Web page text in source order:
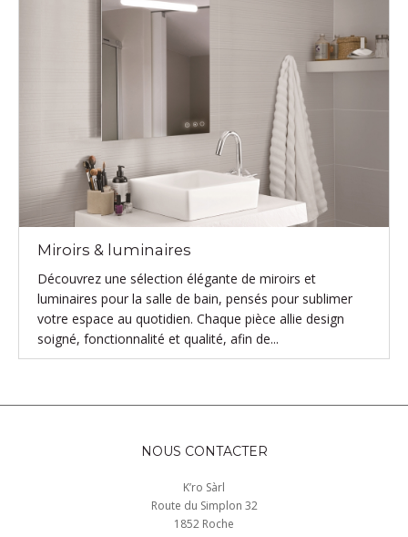
Miroirs & luminaires
Découvrez une sélection élégante de miroirs et
luminaires pour la salle de bain, pensés pour sublimer
votre espace au quotidien. Chaque pièce allie design
soigné, fonctionnalité et qualité, afin de...
NOUS CONTACTER
K’ro Sàrl
Route du Simplon 32
1852 Roche